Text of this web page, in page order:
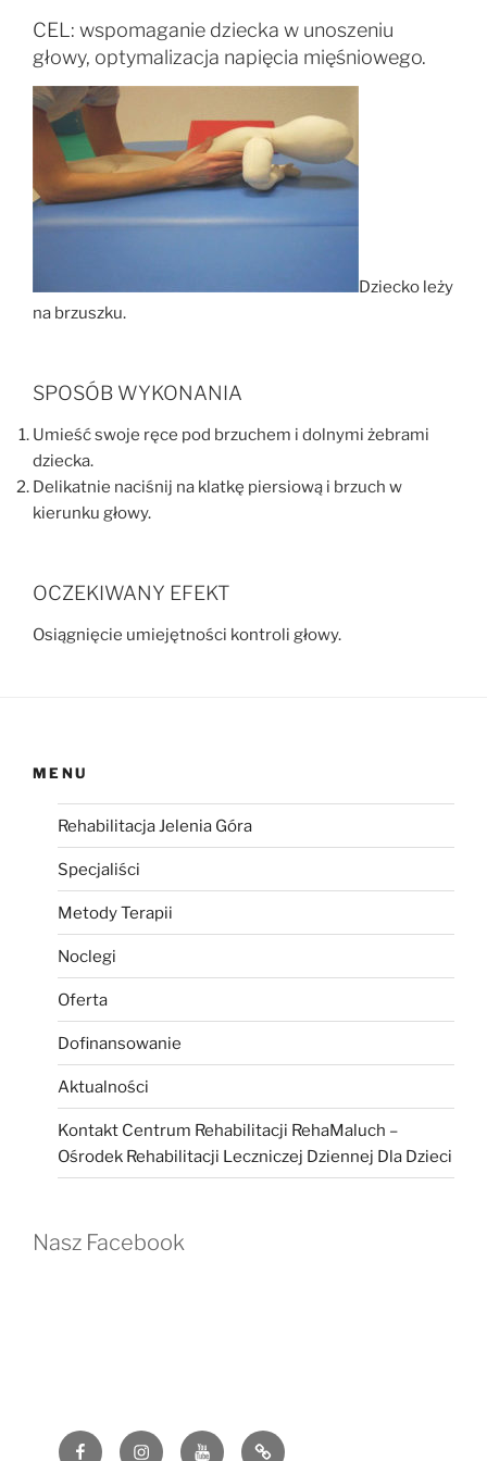
CEL: wspomaganie dziecka w unoszeniu
głowy, optymalizacja napięcia mięśniowego.
Dziecko leży
na brzuszku.
SPOSÓB WYKONANIA
Umieść swoje ręce pod brzuchem i dolnymi żebrami
dziecka.
Delikatnie naciśnij na klatkę piersiową i brzuch w
kierunku głowy.
OCZEKIWANY EFEKT
Osiągnięcie umiejętności kontroli głowy.
MENU
Rehabilitacja Jelenia Góra
Specjaliści
Metody Terapii
Noclegi
Oferta
Dofinansowanie
Aktualności
Kontakt Centrum Rehabilitacji RehaMaluch –
Ośrodek Rehabilitacji Leczniczej Dziennej Dla Dzieci
Nasz Facebook
FacebookInstagramYouTube
G